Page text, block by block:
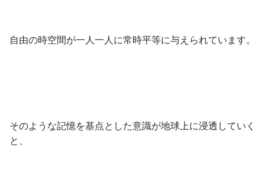
自由の時空間が一人一人に常時平等に与えられています。
そのような記憶を基点とした意識が地球上に浸透していく
と、